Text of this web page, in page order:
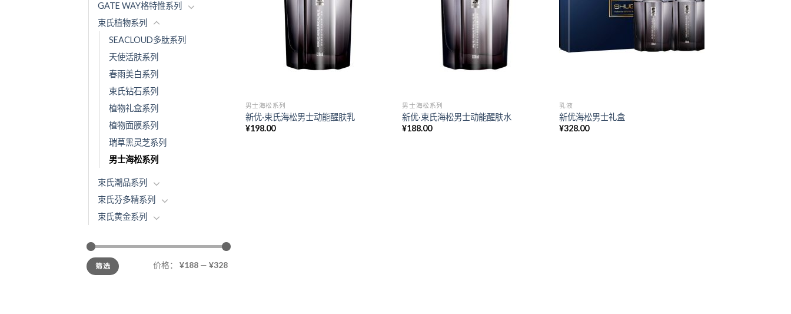
GATE WAY格特惟系列
束氏植物系列
SEACLOUD多肽系列
天使活肤系列
春雨美白系列
束氏钻石系列
植物礼盒系列
植物面膜系列
瑞草黑灵芝系列
男士海松系列
束氏潮品系列
束氏芬多精系列
束氏黄金系列
筛选 价格： ¥188 — ¥328
男士海松系列
新优·束氏海松男士动能醒肤乳
¥198.00
男士海松系列
新优·束氏海松男士动能醒肤水
¥188.00
乳液
新优海松男士礼盒
¥328.00